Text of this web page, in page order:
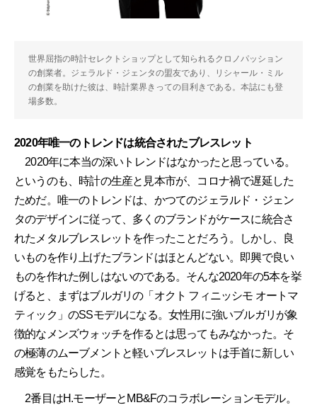
世界屈指の時計セレクトショップとして知られるクロノパッション
の創業者。ジェラルド・ジェンタの盟友であり、リシャール・ミル
の創業を助けた彼は、時計業界きっての目利きである。本誌にも登
場多数。
2020年唯一のトレンドは統合されたブレスレット
2020年に本当の深いトレンドはなかったと思っている。
というのも、時計の生産と見本市が、コロナ禍で遅延した
ためだ。唯一のトレンドは、かつてのジェラルド・ジェン
タのデザインに従って、多くのブランドがケースに統合さ
れたメタルブレスレットを作ったことだろう。しかし、良
いものを作り上げたブランドはほとんどない。即興で良い
ものを作れた例しはないのである。そんな2020年の5本を挙
げると、まずはブルガリの「オクト フィニッシモ オートマ
ティック」のSSモデルになる。女性用に強いブルガリが象
徴的なメンズウォッチを作るとは思ってもみなかった。そ
の極薄のムーブメントと軽いブレスレットは手首に新しい
感覚をもたらした。
2番目はH.モーザーとMB&Fのコラボレーションモデル。